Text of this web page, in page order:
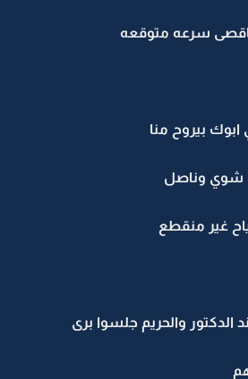
سرعه متوقعه
بيروح منا
شوي وناصل
غير منقطع
والحريم جلسوا برى